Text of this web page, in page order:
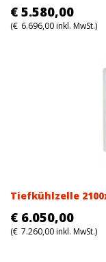
€ 5.580,00
(€ 6.696,00inkl. MwSt.)
Tiefkühlzelle
€ 6.050,00
(€ 7.260,00inkl. MwSt.)